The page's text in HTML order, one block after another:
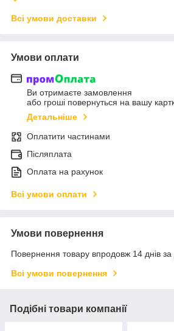
Всі умови доставки
Умови оплати
Ви отримаєте замовлення
або гроші повернуться на вашу
Детальніше
Оплатити частинами
Післяплата
Оплата на рахунок
Всі умови оплати
Умови повернення
Повернення товару впродовж 14 днів
Всі умови повернення
Подібні товари компанії